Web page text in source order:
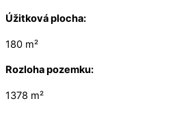
Úžitková plocha:
180 m²
Rozloha pozemku:
1378 m²